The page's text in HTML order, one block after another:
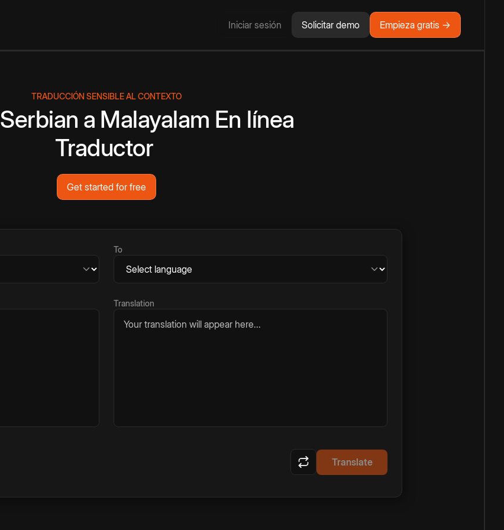
Iniciar sesión Solicitar demo Empieza gratis →
TRADUCCIÓN SENSIBLE AL CONTEXTO
Serbian a Malayalam En línea
Traductor
Get started for free
To
Translation
Your translation will appear here...
Translate